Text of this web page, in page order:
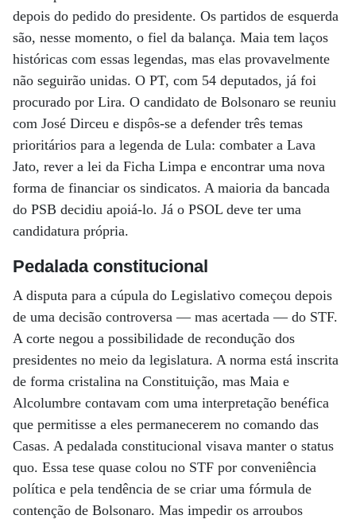
depois do pedido do presidente. Os partidos de esquerda
são, nesse momento, o fiel da balança. Maia tem laços
históricas com essas legendas, mas elas provavelmente
não seguirão unidas. O PT, com 54 deputados, já foi
procurado por Lira. O candidato de Bolsonaro se reuniu
com José Dirceu e dispôs-se a defender três temas
prioritários para a legenda de Lula: combater a Lava
Jato, rever a lei da Ficha Limpa e encontrar uma nova
forma de financiar os sindicatos. A maioria da bancada
do PSB decidiu apoiá-lo. Já o PSOL deve ter uma
candidatura própria.
Pedalada constitucional
A disputa para a cúpula do Legislativo começou depois
de uma decisão controversa — mas acertada — do STF.
A corte negou a possibilidade de recondução dos
presidentes no meio da legislatura. A norma está inscrita
de forma cristalina na Constituição, mas Maia e
Alcolumbre contavam com uma interpretação benéfica
que permitisse a eles permanecerem no comando das
Casas. A pedalada constitucional visava manter o status
quo. Essa tese quase colou no STF por conveniência
política e pela tendência de se criar uma fórmula de
contenção de Bolsonaro. Mas impedir os arroubos